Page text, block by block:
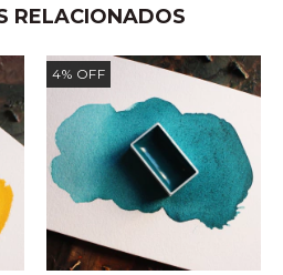
RELACIONADOS
4% OFF